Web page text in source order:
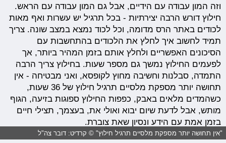
וזה המון עבודה עם הידיים, אבל גם המון עבודה עם הראש.
חילוץ דורש הרבה יצירתיות - בכל תרגיל יש עשרות ואף מאות
לכודים באתר הרס מדומה, וכל לכוד נמצא במצב שונה. צריך
תמיד לחשוב איך לחלץ את הלכודים בהתחשבות עם
הסיכונים האפשריים ולחלץ אותם בזמן המהיר ביותר, אך
לפעמים החילוץ נמשך גם מספר שעות. בחילוץ צריך הרבה
התמדה, סבלנות וחשיבה מחוץ לקופסא, ואני מבטיחה - אין
תחושה יותר מספקת מלסיים תרגיל חילוץ של 36 שעות,
כשהמדים מלאים באבק, כפפות החילוץ ספוגות בזיעה, הגוף
מותש, אבל לדעת שיום יבוא ואולי את, בעצמך, תצילי חיים
בזמן אמת עם הידע ונסיון שאת צוברת.
"אין תחושה יותר מספקת מלסיים תרגיל חילוץ" © קרדיט: דובר צה"ל